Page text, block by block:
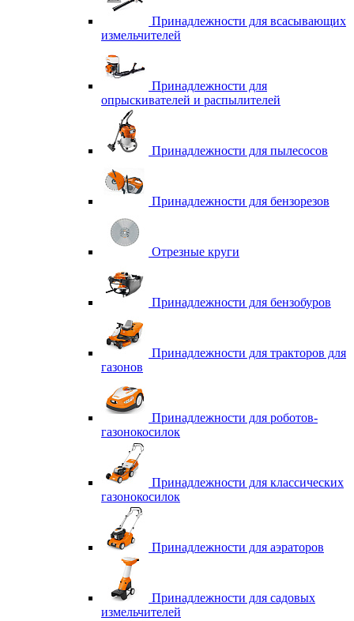
Принадлежности для всасывающих
измельчителей
Принадлежности для
опрыскивателей и распылителей
Принадлежности для пылесосов
Принадлежности для бензорезов
Отрезные круги
Принадлежности для бензобуров
Принадлежности для тракторов для
газонов
Принадлежности для роботов-
газонокосилок
Принадлежности для классических
газонокосилок
Принадлежности для аэраторов
Принадлежности для садовых
измельчителей